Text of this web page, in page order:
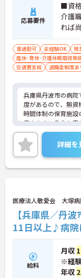
応募要件
■資
介護
れば
車通勤可 未経験OK 残
産休･育休･介護休暇取得実
交通費支給
退職金制度あ
兵庫県丹波市の病院
度があるので、無
時間体制の保育施設
子さんのいる方も
興味のある方は、
で、お気軽にご連絡
詳細を
医療法人敬愛会 大塚病
【兵庫県／丹
11日以上♪病院
給料
月収
※経
年収